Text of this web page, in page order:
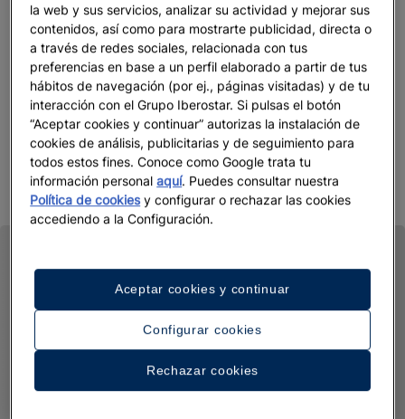
la web y sus servicios, analizar su actividad y mejorar sus
contenidos, así como para mostrarte publicidad, directa o
a través de redes sociales, relacionada con tus
preferencias en base a un perfil elaborado a partir de tus
hábitos de navegación (por ej., páginas visitadas) y de tu
interacción con el Grupo Iberostar. Si pulsas el botón
“Aceptar cookies y continuar” autorizas la instalación de
cookies de análisis, publicitarias y de seguimiento para
todos estos fines. Conoce como Google trata tu
información personalaquí. Puedes consultar nuestra
Política de cookiesy configurar o rechazar las cookies
accediendo a la Configuración.
Configurar cookies
Rechazar cookies
Aceptar cookies y continuar